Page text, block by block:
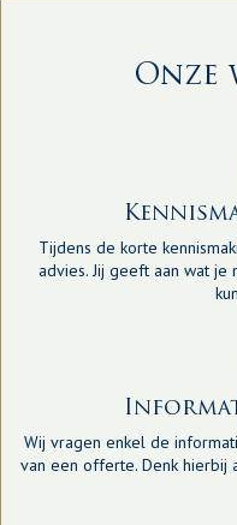
Onze
Tijdens de korte
advies. Jij geeft aan wat
Wij vragen enkel de
van een offerte. Denk hierbij